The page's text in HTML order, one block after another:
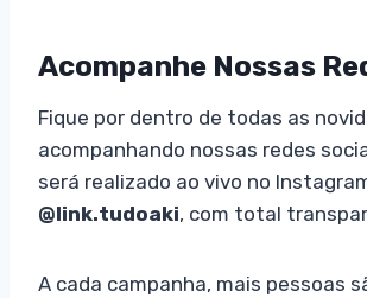
Acompanhe Nossas
Fique por dentro de todas as
acompanhando nossas redes
será realizado ao vivo no
@link.tudoaki, com total
A cada campanha, mais pessoas